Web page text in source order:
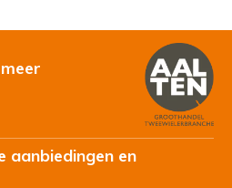
aanbiedingen en